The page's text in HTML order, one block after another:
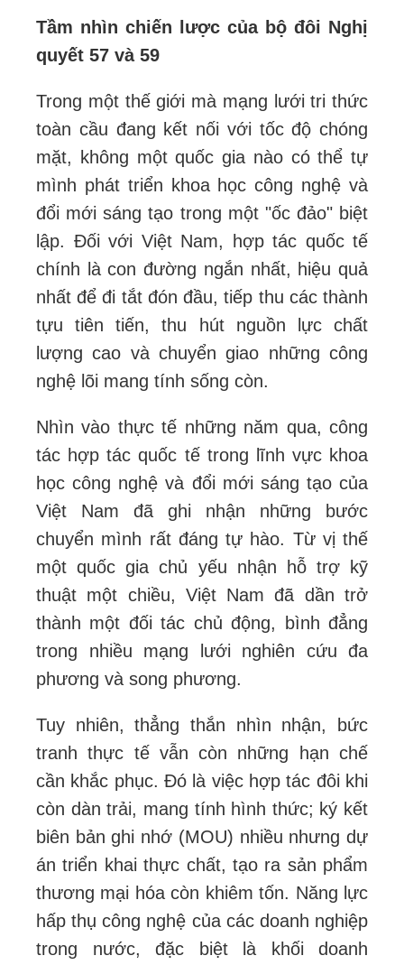
Tầm nhìn chiến lược của bộ đôi Nghị
quyết 57 và 59
Trong một thế giới mà mạng lưới tri thức
toàn cầu đang kết nối với tốc độ chóng
mặt, không một quốc gia nào có thể tự
mình phát triển khoa học công nghệ và
đổi mới sáng tạo trong một "ốc đảo" biệt
lập. Đối với Việt Nam, hợp tác quốc tế
chính là con đường ngắn nhất, hiệu quả
nhất để đi tắt đón đầu, tiếp thu các thành
tựu tiên tiến, thu hút nguồn lực chất
lượng cao và chuyển giao những công
nghệ lõi mang tính sống còn.
Nhìn vào thực tế những năm qua, công
tác hợp tác quốc tế trong lĩnh vực khoa
học công nghệ và đổi mới sáng tạo của
Việt Nam đã ghi nhận những bước
chuyển mình rất đáng tự hào. Từ vị thế
một quốc gia chủ yếu nhận hỗ trợ kỹ
thuật một chiều, Việt Nam đã dần trở
thành một đối tác chủ động, bình đẳng
trong nhiều mạng lưới nghiên cứu đa
phương và song phương.
Tuy nhiên, thẳng thắn nhìn nhận, bức
tranh thực tế vẫn còn những hạn chế
cần khắc phục. Đó là việc hợp tác đôi khi
còn dàn trải, mang tính hình thức; ký kết
biên bản ghi nhớ (MOU) nhiều nhưng dự
án triển khai thực chất, tạo ra sản phẩm
thương mại hóa còn khiêm tốn. Năng lực
hấp thụ công nghệ của các doanh nghiệp
trong nước, đặc biệt là khối doanh